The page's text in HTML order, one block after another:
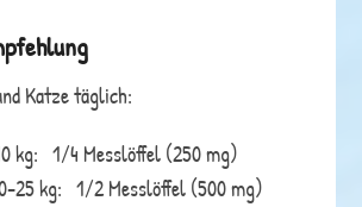
Katze täglich:
kg: 1/4 Messlöffel (250 mg)
25 kg: 1/2 Messlöffel (500 mg)